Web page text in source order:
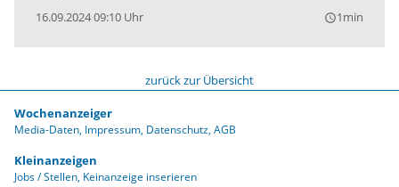
16.09.2024 09:10 Uhr query_builder1min
zurück zur Übersicht
Wochenanzeiger
Media-Daten Impressum Datenschutz AGB
Kleinanzeigen
Jobs / Stellen Keinanzeige inserieren